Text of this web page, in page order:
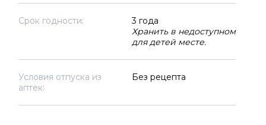
Срок годности:
3 года
Хранить в недоступном
для детей месте.
Условия отпуска из
аптек:
Без рецепта